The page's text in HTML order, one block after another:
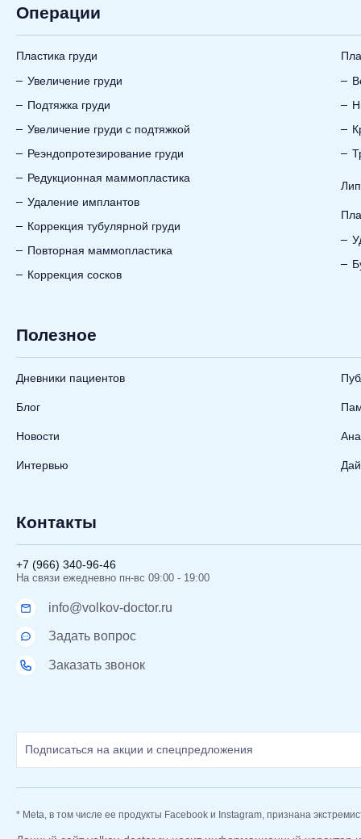
Операции
Пластика груди
Увеличение груди
Подтяжка груди
Увеличение груди с подтяжкой
Реэндопротезирование груди
Редукционная маммопластика
Удаление имплантов
Коррекция тубулярной груди
Повторная маммопластика
Коррекция сосков
Полезное
Дневники пациентов
Блог
Новости
Интервью
Контакты
+7 (966) 340-96-46
На связи ежедневно пн-вс 09:00 - 19:00
info@volkov-doctor.ru
Задать вопрос
Заказать звонок
* Meta, в том числе ее продукты Facebook и Instagram, признана